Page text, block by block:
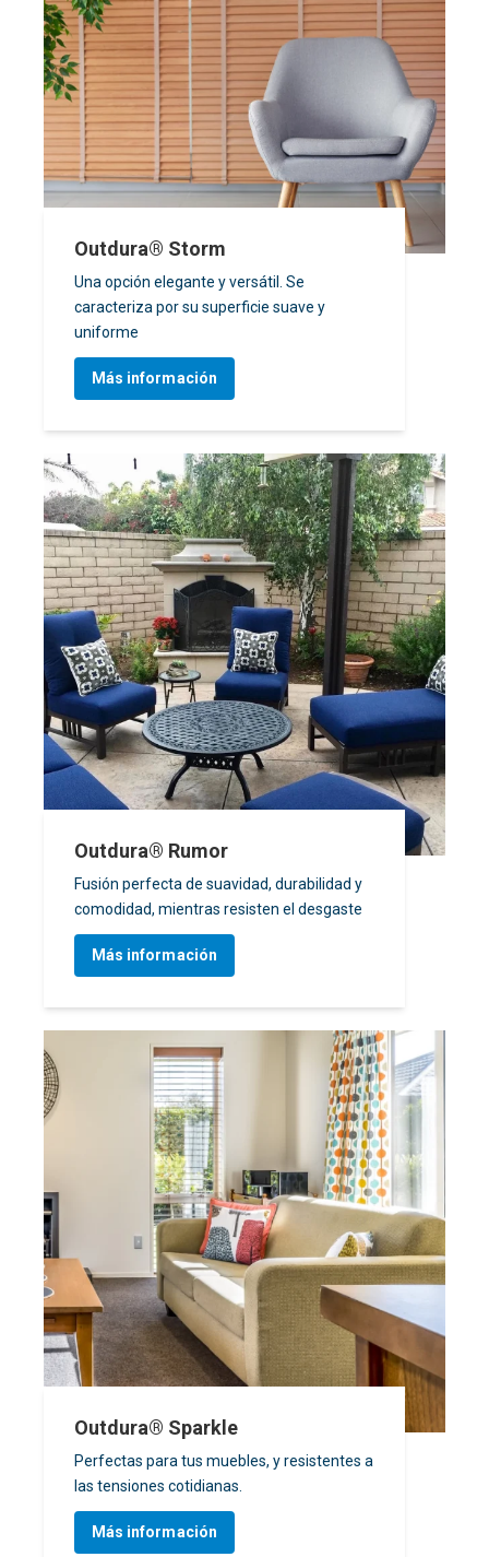
Outdura® Storm
Una opción elegante y versátil. Se
caracteriza por su superficie suave y
uniforme
Más información
Outdura® Rumor
Fusión perfecta de suavidad, durabilidad y
comodidad, mientras resisten el desgaste
Más información
Outdura® Sparkle
Perfectas para tus muebles, y resistentes a
las tensiones cotidianas.
Más información